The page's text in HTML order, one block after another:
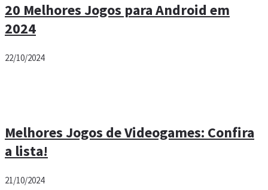
20 Melhores Jogos para Android em
2024
22/10/2024
Melhores Jogos de Videogames: Confira
a lista!
21/10/2024